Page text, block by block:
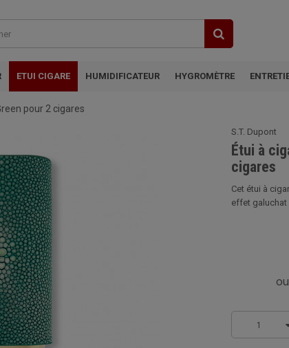
ETUI CIGARE HUMIDIFICATEUR HYGROMÈTRE
pour 2 cigares
S.T. Dupont
Étui à
cigares
Cet étui à
effet galuchat
1